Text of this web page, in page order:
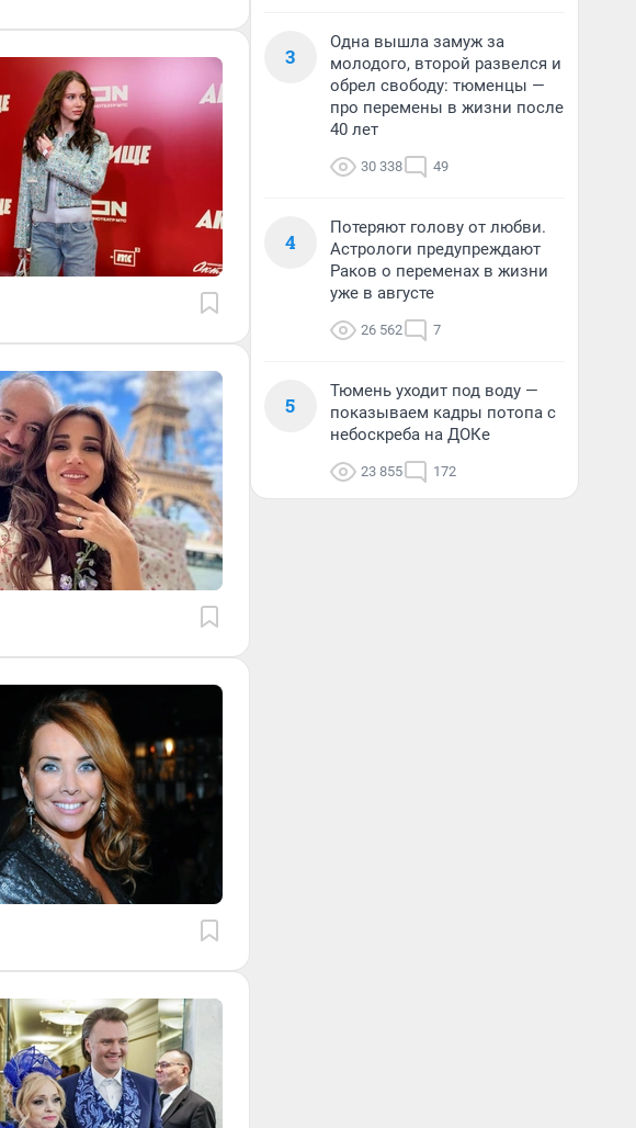
3
Одна вышла замуж за
молодого, второй развелся и
обрел свободу: тюменцы —
про перемены в жизни после
40 лет
30 338 49
4
Потеряют голову от любви.
Астрологи предупреждают
Раков о переменах в жизни
уже в августе
26 562 7
5
Тюмень уходит под воду —
показываем кадры потопа с
небоскреба на ДОКе
23 855 172